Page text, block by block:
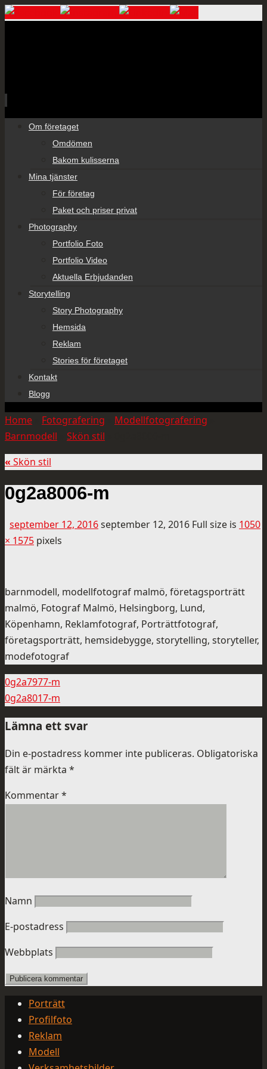
Om företaget
Omdömen
Bakom kulisserna
Mina tjänster
För företag
Paket och priser privat
Photography
Portfolio Foto
Portfolio Video
Aktuella Erbjudanden
Storytelling
Story Photography
Hemsida
Reklam
Stories för företaget
Kontakt
Blogg
Home Fotografering Modellfotografering
Barnmodell
Skön stil
« Skön stil
0g2a8006-m
september 12, 2016september 12, 2016 Full size is 1050
× 1575 pixels
barnmodell, modellfotograf malmö, företagsporträtt
malmö, Fotograf Malmö, Helsingborg, Lund,
Köpenhamn, Reklamfotograf, Porträttfotograf,
företagsporträtt, hemsidebygge, storytelling, storyteller,
modefotograf
0g2a7977-m
0g2a8017-m
Lämna ett svar
Din e-postadress kommer inte publiceras. Obligatoriska
fält är märkta *
Kommentar*
Namn
E-postadress
Webbplats
Porträtt
Profilfoto
Reklam
Modell